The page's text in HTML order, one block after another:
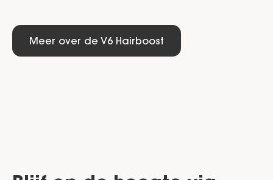
Meer over de V6 Hairboost